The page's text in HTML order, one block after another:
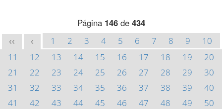
Página 146de 434
<< < 1 2 3 4 5 6 7 8 9
10
11
12 13 14 15 16 17 18 19
20
21
22 23 24 25 26 27 28 29
30
31
32 33 34 35 36 37 38 39
40
41
42 43 44 45 46 47 48 49
50